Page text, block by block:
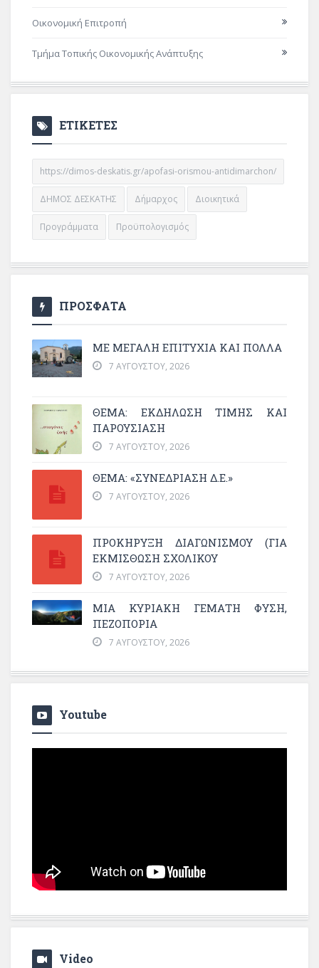
Οικονομική Επιτροπή
Τμήμα Τοπικής Οικονομικής Ανάπτυξης
ΕΤΙΚΕΤΕΣ
https://dimos-deskatis.gr/apofasi-orismou-antidimarchon/
ΔΗΜΟΣ ΔΕΣΚΑΤΗΣ Δήμαρχος Διοικητικά
Προγράμματα Προϋπολογισμός
ΠΡΟΣΦΑΤΑ
ΜΕ ΜΕΓΆΛΗ ΕΠΙΤΥΧΊΑ ΚΑΙ ΠΟΛΛΆ
7 ΑΥΓΟΎΣΤΟΥ, 2026
ΘΈΜΑ: ΕΚΔΉΛΩΣΗ ΤΙΜΉΣ ΚΑΙ
ΠΑΡΟΥΣΊΑΣΗ
7 ΑΥΓΟΎΣΤΟΥ, 2026
ΘΕΜΑ: «ΣΥΝΕΔΡΊΑΣΗ Δ.Ε.»
7 ΑΥΓΟΎΣΤΟΥ, 2026
ΠΡΟΚΗΡΥΞΗ ΔΙΑΓΩΝΙΣΜΟΥ (ΓΙΑ
ΕΚΜΊΣΘΩΣΗ ΣΧΟΛΙΚΟΎ
7 ΑΥΓΟΎΣΤΟΥ, 2026
ΜΙΑ ΚΥΡΙΑΚΉ ΓΕΜΆΤΗ ΦΎΣΗ,
ΠΕΖΟΠΟΡΊΑ
7 ΑΥΓΟΎΣΤΟΥ, 2026
Youtube
Video